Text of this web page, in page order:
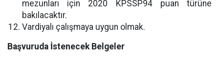
mezunları için 2020 KPSSP94 puan türüne
bakılacaktır.
Vardiyalı çalışmaya uygun olmak.
Başvuruda İstenecek Belgeler